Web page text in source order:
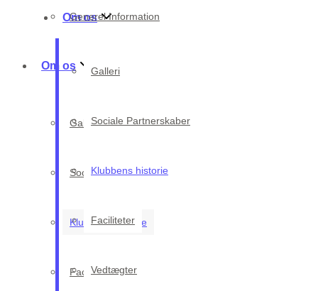
Om os
Galleri
Sociale Partnerskaber
Klubbens historie
Faciliteter
Vedtægter
Generel Information
Om os
Galleri
Sociale Partnerskaber
Klubbens historie
Faciliteter